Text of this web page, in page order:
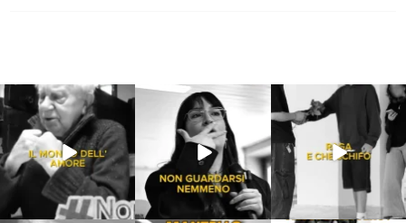
Lug 31
213 4
Lug 16
53 1
Lug 13
199 10